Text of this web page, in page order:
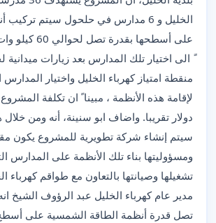
الخليل و 6 مدارس في حلحول سيتم
على أسطحها
الى اختيار تلك المدارس بعد زيارات
منقطة امتياز كهرباء الخليل واختيار
دولار تقريبا. واضاف ابو سنينة، أنه ومن خلال
سيتم إنشاء شركة تطويرية للمشروع يكون
ومسؤوليتها بناء تلك الأنظمة على المدارس
تشغيلها وصيانتها بالتعاون مع طواقم كهرباء
مدير عام كهرباء الخليل عبد الرؤوف الشيخ
تصل قدرة أنظمة الطاقة الشمسية على